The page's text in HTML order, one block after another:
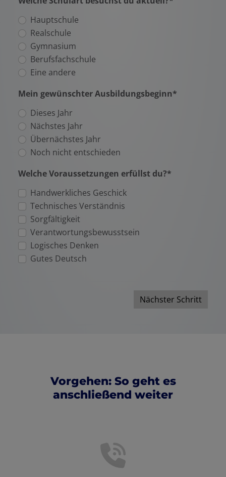
Hauptschule
Realschule
Gymnasium
Berufsfachschule
Eine andere
Mein gewünschter Ausbildungsbeginn*
Dieses Jahr
Nächstes Jahr
Übernächstes Jahr
Noch nicht entschieden
Welche Voraussetzungen erfüllst du?*
Handwerkliches Geschick
Technisches Verständnis
Sorgfältigkeit
Verantwortungsbewusstsein
Logisches Denken
Gutes Deutsch
Nächster Schritt
Vorgehen: So geht es
anschließend weiter